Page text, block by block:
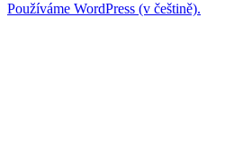
Používáme WordPress (v češtině).